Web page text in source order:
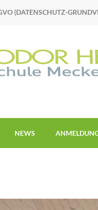
(DATENSCHUTZ-
NEWS